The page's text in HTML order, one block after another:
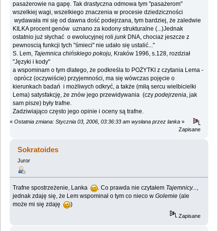
pasażerowie na gapę. Tak drastyczna odmowa tym "pasażerom"
wszelkiej wagi, wszelkiego znaczenia w procesie dziedziczności
wydawała mi się od dawna dość podejrzana, tym bardziej, że zaledwie
KILKA procent genów uznano za kodony strukturalne (...)Jednak
ostatnio już słychać o ewolucyjnej roli junkDNA, chociaż jeszcze z
pewnoscią funkcji tych "śmieci" nie udało się ustalić..."
S. Lem, Tajemnica chińskiego pokoju, Kraków 1996, s.128, rozdział
"Języki i kody"
a wspominam o tym dlatego, że podkreśla to POŻYTKI z czytania Lema -
oprócz (oczywiście) przyjemności, ma się wówczas pojęcie o
kierunkach badań i możliwych odkryć, a także (miłą sercu wielbicielki
Lema) satysfakcję, że znów jego przewidywania (czypodejrzenia, jak
sam pisze) były trafne.
Zadziwiająco często jego opinie i oceny są trafne.
« Ostatnia zmiana: Stycznia 03, 2006, 03:36:33 am wysłana przez lanka »
Zapisane
Sokratoides
Juror
Trafne spostrzeżenie, Lanka . Co prawda nie czytałem Tajemnicy...
jednak zdaję się, że Lem wspominał o tym co nieco wGolemie (ale
może mi się zdaję
)
Zapisane